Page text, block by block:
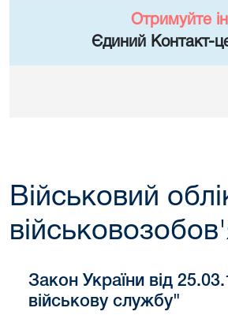
Отримуйте
Єдиний Контакт-
Військовий
Закон України від
військову службу"